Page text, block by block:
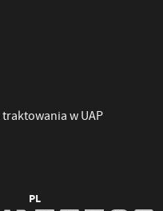
w UAP
PL